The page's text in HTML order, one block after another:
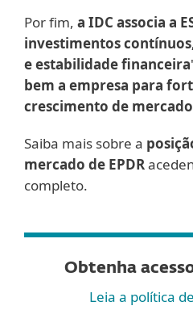
Por fim, a IDC associa a
investimentos
e estabilidade financeira
bem a empresa para
crescimento de mercado
Saiba mais sobre a
mercado de EPDR
completo.
Obtenha
Leia a política